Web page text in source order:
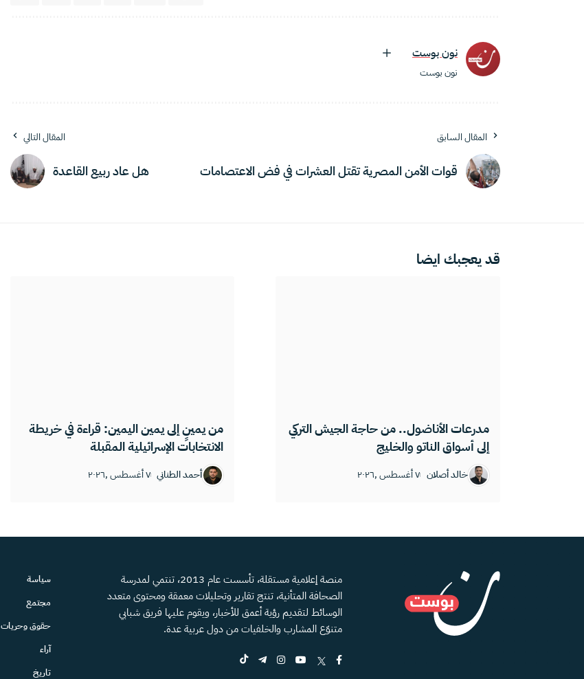
نون بوست
نون بوست
المقال السابق
قوات الأمن المصرية تقتل العشرات في فض الاعتصامات
المقال التالي
هل عاد ربيع القاعدة
قد يعجبك ايضا
مدرعات الأناضول.. من حاجة الجيش التركي
إلى أسواق الناتو والخليج
خالد أصلان ٧ أغسطس ,٢٠٢٦
من يمينٍ إلى يمين اليمين: قراءة في خريطة
الانتخابات الإسرائيلية المقبلة
أحمد الطناني ٧ أغسطس ,٢٠٢٦
منصة إعلامية مستقلة، تأسست عام 2013، تنتمي لمدرسة
الصحافة المتأنية، تنتج تقارير وتحليلات معمقة ومحتوى متعدد
الوسائط لتقديم رؤية أعمق للأخبار، ويقوم عليها فريق شبابي
متنوّع المشارب والخلفيات من دول عربية عدة.
سياسة
مجتمع
حقوق وحريات
آراء
تاريخ